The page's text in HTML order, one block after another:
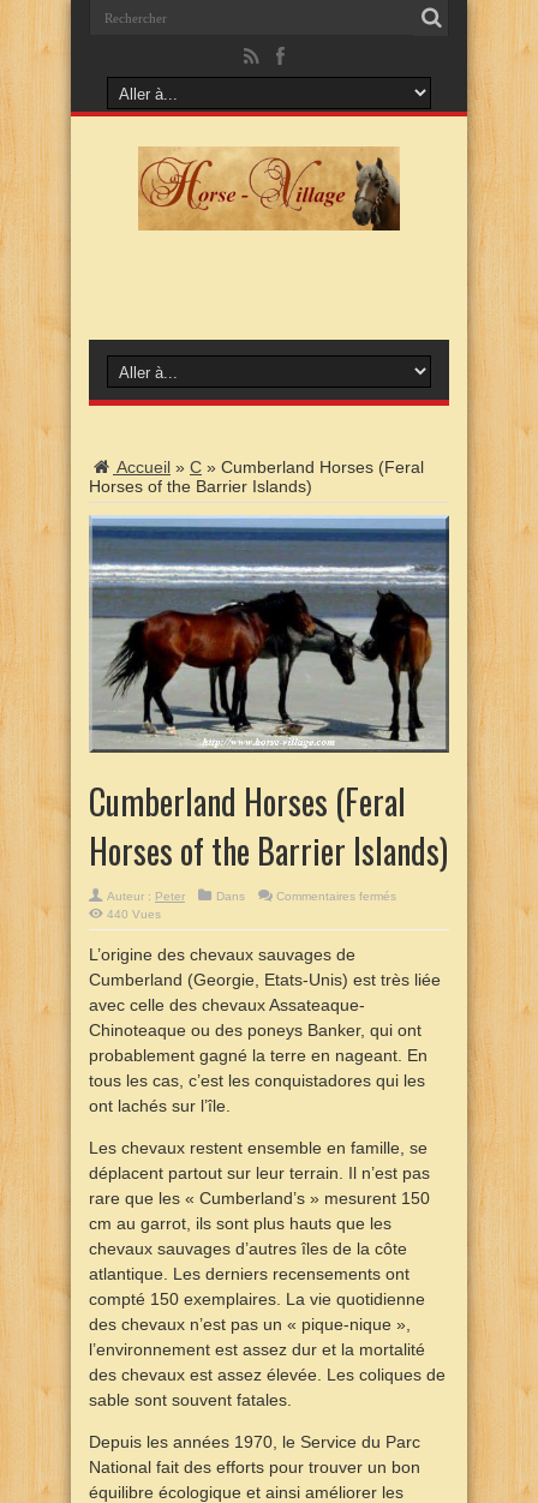
Accueil » C » Cumberland Horses (Feral
Horses of the Barrier Islands)
Cumberland Horses (Feral
Horses of the Barrier Islands)
Auteur : Peter Dans Commentaires fermés
(Feral
the
Barrier
440 Vues
L’origine des chevaux sauvages de
Cumberland (Georgie, Etats-Unis) est très liée
avec celle des chevaux Assateaque-
Chinoteaque ou des poneys Banker, qui ont
probablement gagné la terre en nageant. En
tous les cas, c’est les conquistadores qui les
ont lachés sur l’île.
Les chevaux restent ensemble en famille, se
déplacent partout sur leur terrain. Il n’est pas
rare que les « Cumberland’s » mesurent 150
cm au garrot, ils sont plus hauts que les
chevaux sauvages d’autres îles de la côte
atlantique. Les derniers recensements ont
compté 150 exemplaires. La vie quotidienne
des chevaux n’est pas un « pique-nique »,
l’environnement est assez dur et la mortalité
des chevaux est assez élevée. Les coliques de
sable sont souvent fatales.
Depuis les années 1970, le Service du Parc
National fait des efforts pour trouver un bon
équilibre écologique et ainsi améliorer les